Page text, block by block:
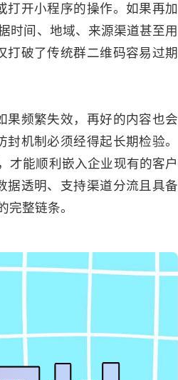
打开小程序的操作。如果再加
时间、地域、来源渠道甚至用
破了传统群二维码容易过期
果频繁失效，再好的内容也会
机制必须经得起长期检验。
才能顺利嵌入企业现有的客户
据透明、支持渠道分流且具备
整链条。